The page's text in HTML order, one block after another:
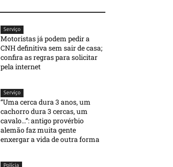
Serviço
Motoristas já podem pedir a
CNH definitiva sem sair de casa;
confira as regras para solicitar
pela internet
Serviço
“Uma cerca dura 3 anos, um
cachorro dura 3 cercas, um
cavalo…”: antigo provérbio
alemão faz muita gente
enxergar a vida de outra forma
Polícia